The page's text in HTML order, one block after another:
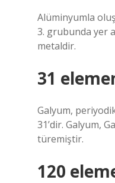
Alüminyumla
3. grubunda yer
metaldir.
31
Galyum,
31’dir. Galyum,
türemiştir.
120